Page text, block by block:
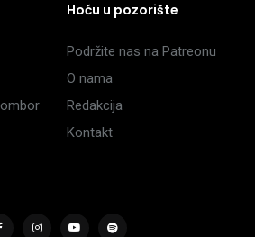
Hoću u pozorište
Podržite nas na Patreonu
O nama
Redakcija
Kontakt